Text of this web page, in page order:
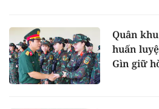
Quân
huấn
Gìn giữ